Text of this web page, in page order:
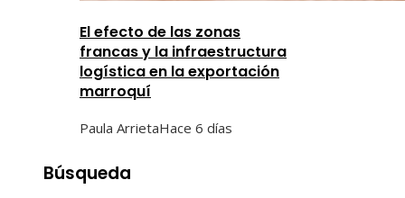
El efecto de las zonas
francas y la infraestructura
logística en la exportación
marroquí
Paula ArrietaHace 6 días
Búsqueda